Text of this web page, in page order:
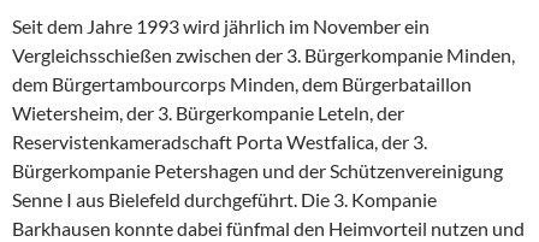
Seit dem Jahre 1993 wird jährlich im November ein
Vergleichsschießen zwischen der 3. Bürgerkompanie Minden,
dem Bürgertambourcorps Minden, dem Bürgerbataillon
Wietersheim, der 3. Bürgerkompanie Leteln, der
Reservistenkameradschaft Porta Westfalica, der 3.
Bürgerkompanie Petershagen und der Schützenvereinigung
Senne I aus Bielefeld durchgeführt. Die 3. Kompanie
Barkhausen konnte dabei fünfmal den Heimvorteil nutzen und